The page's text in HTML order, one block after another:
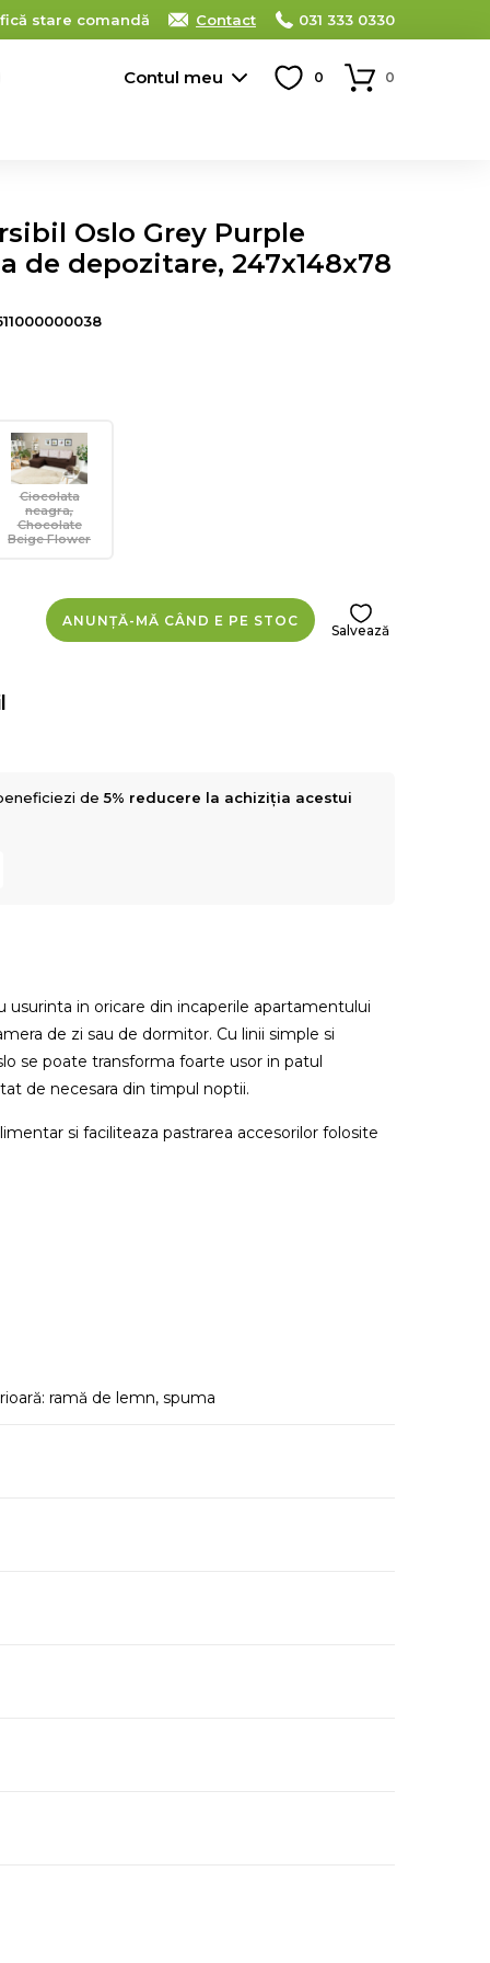
stare comandă Contact 031 333 0330
Contul meu 0 0
Oslo Grey Purple
de depozitare, 247x148x78
Ciocolata
neagra,
Chocolate
Beige Flower
ANUNȚĂ-MĂ CÂND E PE STOC
Salvează
de5% reducere la achiziția acestui
usurinta in oricare din incaperile apartamentului
de zi sau de dormitor. Cu linii simple si
se poate transforma foarte usor in patul
de necesara din timpul noptii.
si faciliteaza pastrarea accesorilor folosite
ramă de lemn, spuma